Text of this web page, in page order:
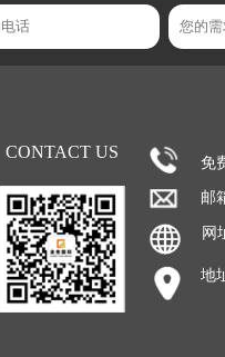
CONTACT US
免
邮
网
地